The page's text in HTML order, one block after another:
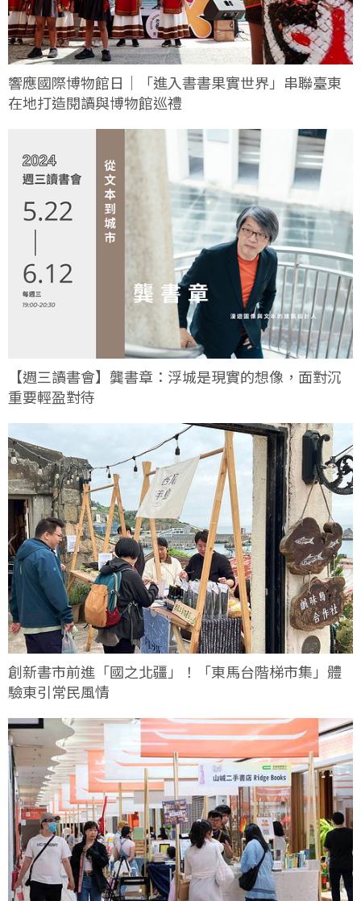
響應國際博物館日｜「進入書書果實世界」串聯臺東
在地打造閱讀與博物館巡禮
【週三讀書會】龔書章：浮城是現實的想像，面對沉
重要輕盈對待
創新書市前進「國之北疆」！「東馬台階梯市集」體
驗東引常民風情